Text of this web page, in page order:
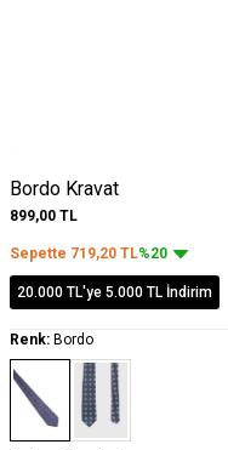
Bordo Kravat
899,00 TL
Sepette 719,20 TL%20
20.000 TL'ye 5.000 TL İndirim
Renk: Bordo